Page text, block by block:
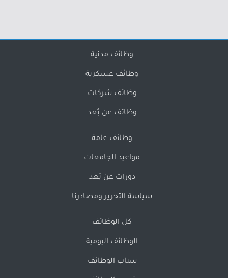
وظائف مدنية
وظائف عسكرية
وظائف شركات
وظائف عن بُعد
وظائف عامة
مواعيد الجامعات
دورات عن بُعد
سياسة التحرير ومصادرنا
كل الوظائف
الوظائف اليومية
سناب الوظائف